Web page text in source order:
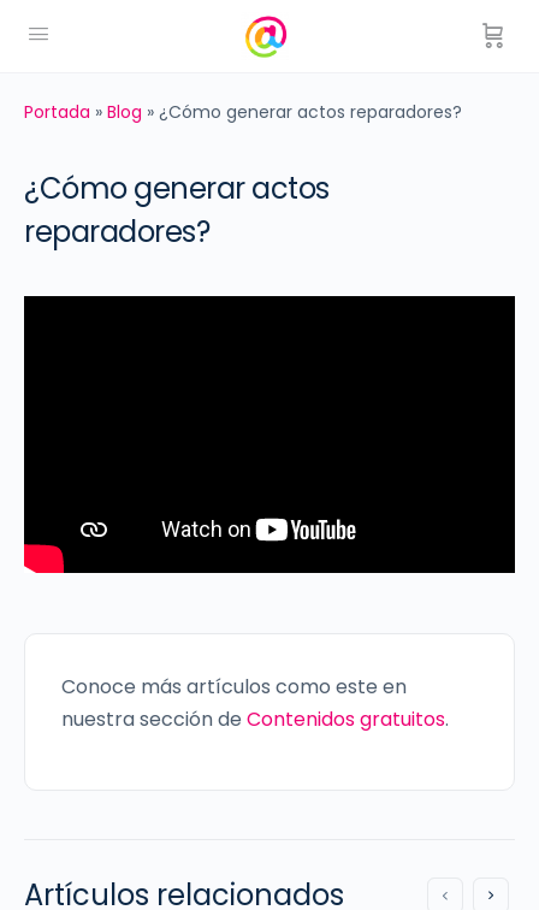
Portada » Blog » ¿Cómo generar actos reparadores?
¿Cómo generar actos
reparadores?
Conoce más artículos como este en
nuestra sección de Contenidos gratuitos.
Artículos relacionados